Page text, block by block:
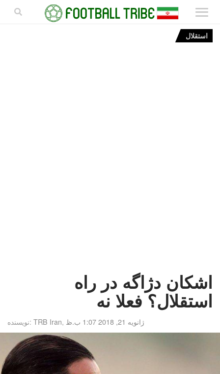
استقلال
اشکان دژاگه در راه
استقلال؟ فعلا نه
نویسنده:TRB Iran, ژانویه 21, 2018 1:07 ب.ظ